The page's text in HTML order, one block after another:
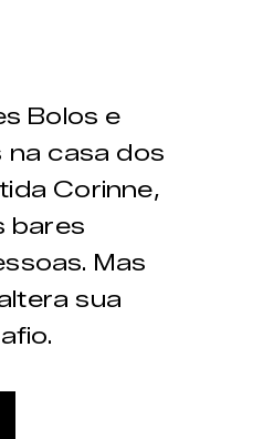
Bolos e
na casa dos
Corinne,
bares
Mas
sua